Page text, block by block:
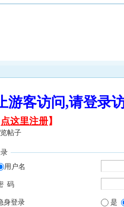
游客访问,请登
点这里注册】
帖子
用户名
码
身登录 是